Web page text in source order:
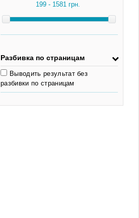
Разбивка по страницам
Выводить результат без
разбивки по страницам